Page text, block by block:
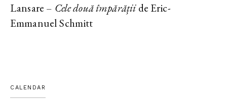
Lansare – Cele două împărățiide Eric-
Emmanuel Schmitt
CALENDAR